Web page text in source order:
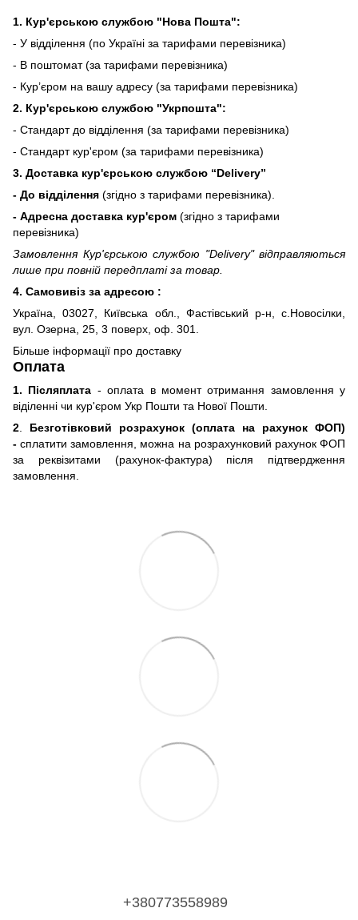
1. Кур'єрською службою "Нова Пошта":
- У відділення (по Україні за тарифами перевізника)
- В поштомат (за тарифами перевізника)
- Кур’єром на вашу адресу (за тарифами перевізника)
2. Кур'єрською службою "Укрпошта":
- Стандарт до відділення (за тарифами перевізника)
- Стандарт кур'єром (за тарифами перевізника)
3. Доставка кур'єрською службою “Delivery”
- До відділення (згідно з тарифами перевізника).
- Адресна доставка кур'єром (згідно з тарифами
перевізника)
Замовлення Кур'єрською службою "Delivery" відправляються
лише при повній передплаті за товар.
4. Самовивіз за адресою :
Україна, 03027, Київська обл., Фастівський р-н, с.Новосілки,
вул. Озерна, 25, 3 поверх, оф. 301.
Більше інформації про доставку
Оплата
1. Післяплата - оплата в момент отримання замовлення у
віділенні чи кур'єром Укр Пошти та Нової Пошти.
2
Безготівковий розрахунок (оплата на рахунок ФОП)
-сплатити замовлення, можна на розрахунковий рахунок ФОП
за реквізитами (рахунок-фактура) після підтвердження
замовлення.
+380773558989